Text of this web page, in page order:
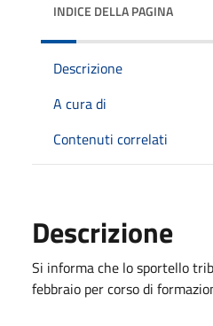
INDICE DELLA PAGINA
Descrizione
A cura di
Contenuti correlati
Descrizione
Si informa che lo sportello
febbraio per corso di